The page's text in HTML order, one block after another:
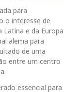
para
o interesse de
Latina e da Europa
alemã para
de uma
entre um centro
essencial para